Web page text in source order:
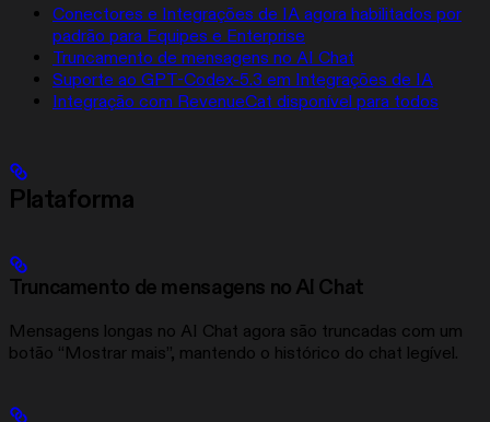
Conectores e Integrações de IA agora habilitados por
padrão para Equipes e Enterprise
Truncamento de mensagens no AI Chat
Suporte ao GPT-Codex-5.3 em Integrações de IA
Integração com RevenueCat disponível para todos
Plataforma
Truncamento de mensagens no AI Chat
Mensagens longas no AI Chat agora são truncadas com um
botão “Mostrar mais”, mantendo o histórico do chat legível.